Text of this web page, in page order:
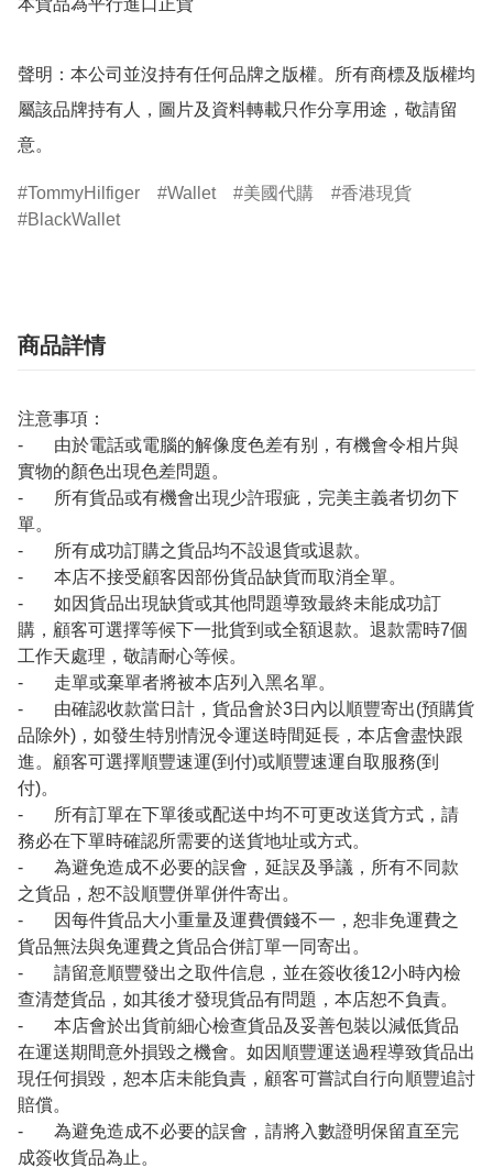
本貨品為平行進口正貨
聲明：本公司並沒持有任何品牌之版權。所有商標及版權均
屬該品牌持有人，圖片及資料轉載只作分享用途，敬請留
意。
TommyHilfiger Wallet 美國代購
香港現貨
BlackWallet
商品詳情
注意事項：
- 由於電話或電腦的解像度色差有别，有機會令相片與
實物的顏色出現色差問題。
- 所有貨品或有機會出現少許瑕疵，完美主義者切勿下
單。
- 所有成功訂購之貨品均不設退貨或退款。
- 本店不接受顧客因部份貨品缺貨而取消全單。
- 如因貨品出現缺貨或其他問題導致最終未能成功訂
購，顧客可選擇等候下一批貨到或全額退款。退款需時7個
工作天處理，敬請耐心等候。
- 走單或棄單者將被本店列入黑名單。
- 由確認收款當日計，貨品會於3日內以順豐寄出(預購貨
品除外)，如發生特別情況令運送時間延長，本店會盡快跟
進。顧客可選擇順豐速運(到付)或順豐速運自取服務(到
付)。
- 所有訂單在下單後或配送中均不可更改送貨方式，請
務必在下單時確認所需要的送貨地址或方式。
- 為避免造成不必要的誤會，延誤及爭議，所有不同款
之貨品，恕不設順豐併單併件寄出。
- 因每件貨品大小重量及運費價錢不一，恕非免運費之
貨品無法與免運費之貨品合併訂單一同寄出。
- 請留意順豐發出之取件信息，並在簽收後12小時內檢
查清楚貨品，如其後才發現貨品有問題，本店恕不負責。
- 本店會於出貨前細心檢查貨品及妥善包裝以減低貨品
在運送期間意外損毀之機會。如因順豐運送過程導致貨品出
現任何損毀，恕本店未能負責，顧客可嘗試自行向順豐追討
賠償。
- 為避免造成不必要的誤會，請將入數證明保留直至完
成簽收貨品為止。